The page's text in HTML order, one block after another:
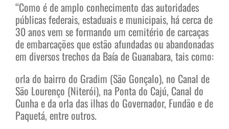
“Como é de amplo conhecimento das autoridades
públicas federais, estaduais e municipais, há cerca de
30 anos vem se formando um cemitério de carcaças
de embarcações que estão afundadas ou abandonadas
em diversos trechos da Baía de Guanabara, tais como:
orla do bairro do Gradim (São Gonçalo), no Canal de
São Lourenço (Niterói), na Ponta do Cajú, Canal do
Cunha e da orla das ilhas do Governador, Fundão e de
Paquetá, entre outros.